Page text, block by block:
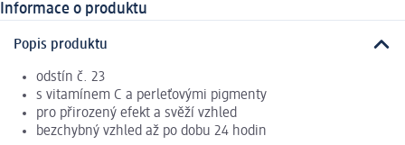
Informace o produktu
Popis produktu
odstín č. 23
s vitamínem C a perleťovými pigmenty
pro přirozený efekt a svěží vzhled
bezchybný vzhled až po dobu 24 hodin